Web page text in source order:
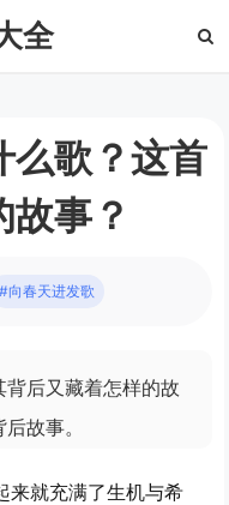
全
么歌？这首
事？
#向春天进发歌
背后又藏着怎样的故
故事。
来就充满了生机与希